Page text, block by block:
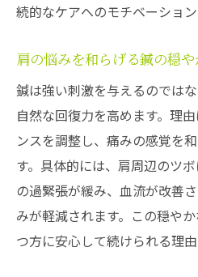
腱板損傷と鍼の組み
鍼で目指す日常生
腱板損傷の痛みに
肩の違和感には鍼が有
肩の違和感を解消
腱板損傷による違
鍼が肩の不快感に効
続的なケアへのモチベーション
肩の悩みを和らげる鍼の穏
鍼は強い刺激を与えるのでは
自然な回復力を高めます。理
ンスを調整し、痛みの感覚を
す。具体的には、肩周辺のツ
の過緊張が緩み、血流が改善
みが軽減されます。この穏や
つ方に安心して続けられる理由